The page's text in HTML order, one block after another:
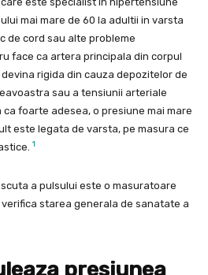
mai mare de 60 la adultii in varsta
de cord sau alte probleme
face ca artera principala din corpul
rigida din cauza depozitelor de
sau a tensiunii arteriale
ca foarte adesea, o presiune mai mare
este legata de varsta, pe masura ce
1
a pulsului este o masuratoare
starea generala de sanatate a
presiunea